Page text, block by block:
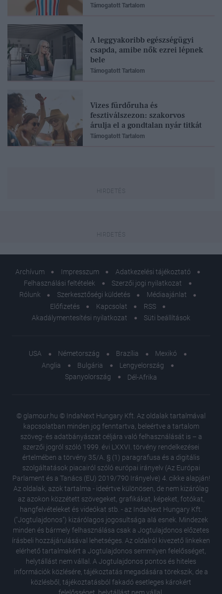
Támogatott Tartalom
A leggyakoribb egészségügyi
csapda, amibe nők ezrei lépnek
bele
Támogatott Tartalom
Vizes fürdőruha és
fesztiválszezon: szakorvos
árulja el a gondtalan nyár titkát
Támogatott Tartalom
Archívum Impresszum
Adatkezelési tájékoztató
Felhasználási feltételek
Szerzői jogi nyilatkozat
Rólunk
Szerkesztőségi küldetés
Médiaajánlat
Előfizetés
Kapcsolat
RSS
Akadálymentesítési nyilatkozat
Süti beállítások
USA Németország Brazília
Mexikó
Anglia
Bulgária
Lengyelország
Spanyolország
Dél-Afrika
© glamour.hu © IndaNext Hungary Kft. Az oldalak tartalmával
kapcsolatban minden jog fenntartva, beleértve a tartalom
szöveg- és adatbányászat céljára való felhasználását is – a
szerzői jogról szóló 1999. évi LXXVI. törvény rendelkezései
értelmében a törvény 35/A. § (1) paragrafusa és a digitális
szolgáltatások piacairól szóló európai irányelv (Az Európai
Parlament és a Tanács (EU) 2019/790 Irányelve) 4. cikke alapján!
Az oldalak, azok tartalma - ideértve különösen, de nem kizárólag
az azokon közzétett szövegeket, grafikákat, képeket, fotókat,
hangfelvételeket és videókat stb. - az IndaNext Hungary Kft.
("Jogtulajdonos") kizárólagos jogosultsága alá esnek. Mindezek
minden és bármely felhasználása csak a Jogtulajdonos előzetes
írásbeli hozzájárulásával lehetséges. Az oldalról kivezető linkeken
elérhető tartalmakért a Jogtulajdonos semmilyen felelősséget,
helytállást nem vállal. A Jogtulajdonos pontos és hiteles
információk közlésére, tájékoztatás megadására törekszik, de a
közlésből, tájékoztatásból fakadó esetleges károkért